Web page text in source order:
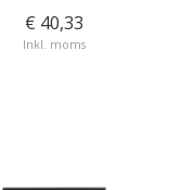
€ 40,33
Inkl. moms